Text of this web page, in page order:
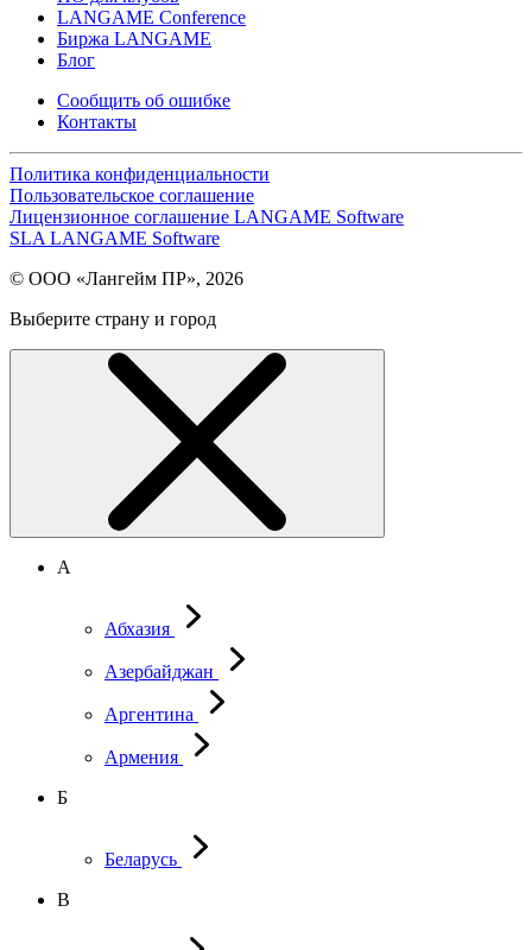
LANGAME Conference
Биржа LANGAME
Блог
Сообщить об ошибке
Контакты
Политика конфиденциальности
Пользовательское соглашение
Лицензионное соглашение LANGAME Software
SLA LANGAME Software
© ООО «Лангейм ПР», 2026
Выберите страну и город
А
Абхазия
Азербайджан
Аргентина
Армения
Б
Беларусь
В